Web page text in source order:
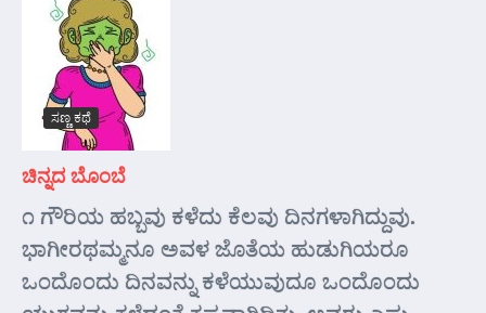
ಸಣ್ಣ ಕಥೆ
ಚಿನ್ನದ ಬೊಂಬೆ
೧ ಗೌರಿಯ ಹಬ್ಬವು ಕಳೆದು ಕೆಲವು ದಿನಗಳಾಗಿದ್ದುವು.
ಭಾಗೀರಥಮ್ಮನೂ ಅವಳ ಜೊತೆಯ ಹುಡುಗಿಯರೂ
ಒಂದೊಂದು ದಿನವನ್ನು ಕಳೆಯುವುದೂ ಒಂದೊಂದು